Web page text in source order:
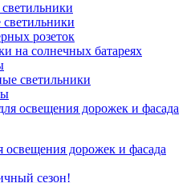
розеток
на солнечных батареях
светильники
дорожек и фасада